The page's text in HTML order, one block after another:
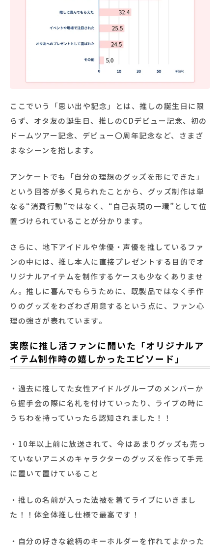
ここでいう「思い出や記念」とは、推しの誕生日に限
らず、オタ友の誕生日、推しのCDデビュー記念、初の
ドームツアー記念、デビュー〇周年記念など、さまざ
まなシーンを指します。
アンケートでも「自分の理想のグッズを形にできた」
という回答が多く見られたことから、グッズ制作は単
なる“消費行動”ではなく、“自己表現の一環”として位
置づけられていることが分かります。
さらに、地下アイドルや俳優・声優を推しているファ
ンの中には、推し本人に直接プレゼントする目的でオ
リジナルアイテムを制作するケースも少なくありませ
ん。推しに喜んでもらうために、既製品ではなく手作
りのグッズをわざわざ用意するという点に、ファン心
理の強さが表れています。
実際に推し活ファンに聞いた「オリジナルア
イテム制作時の嬉しかったエピソード」
・過去に推してた女性アイドルグループのメンバーか
ら握手会の際に名札を付けていったり、ライブの時に
うちわを持っていったら認知されました！！
・10年以上前に放送されて、今はあまりグッズも売っ
ていないアニメのキャラクターのグッズを作って手元
に置いて置けていること
・推しの名前が入った法被を着てライブにいきまし
た！！体全体推し仕様で最高です！
・自分の好きな絵柄のキーホルダーを作れてよかった